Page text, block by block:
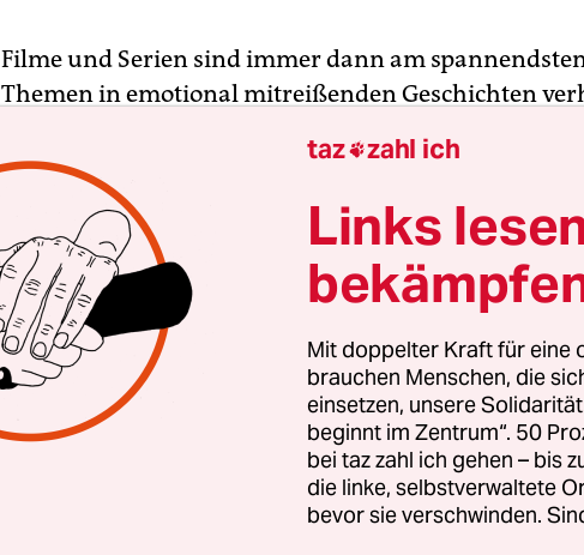
Filme und Serien sind immer dann am
Themen in emotional mitreißenden Geschichten
Jonas Weydemann formulieren, die mit
„Systemsprenger“, „Niemand ist bei den Kälbern“
seit Jahren zu den interessantesten deutschen
gehören, klingt ohne Frage naheliegend.
Und doch scheint es kein Kinderspiel zu sein, wenn
wie selten hierzulande wirklich packend und
tagespolitischen Themen erzählt wird. Doch es
nun mit ihrer ersten Serie beweisen: viel enger an
Debatten als „A Thin Line“ (zu sehen bei
taz zahl ich
Links
Mit doppelter Kraft für eine
brauchen Menschen, die
einsetzen, unsere
beginnt im Zentrum“. 50
bei taz zahl ich gehen – bis
die linke, selbstverwaltete
bevor sie verschwinden.